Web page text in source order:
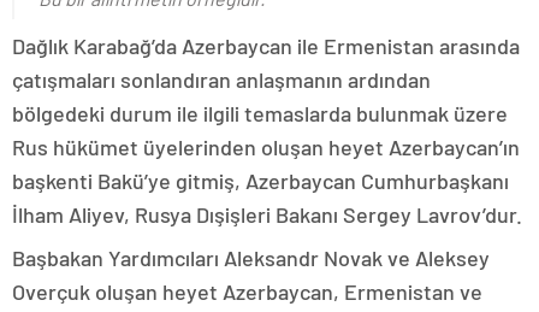
Dağlık Karabağ’da Azerbaycan ile Ermenistan arasında
çatışmaları sonlandıran anlaşmanın ardından
bölgedeki durum ile ilgili temaslarda bulunmak üzere
Rus hükümet üyelerinden oluşan heyet Azerbaycan’ın
başkenti Bakü’ye gitmiş, Azerbaycan Cumhurbaşkanı
İlham Aliyev, Rusya Dışişleri Bakanı Sergey Lavrov’dur.
Başbakan Yardımcıları Aleksandr Novak ve Aleksey
Overçuk oluşan heyet Azerbaycan, Ermenistan ve